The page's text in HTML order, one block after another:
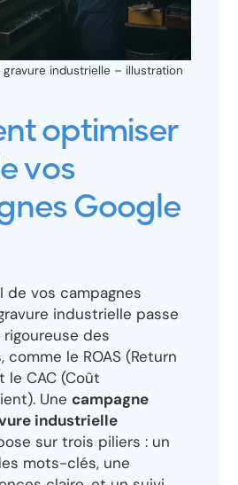
industrielle – illustration
optimiser
vos
Google
de vos campagnes
industrielle passe
des
le ROAS (Return
le CAC (Coût
Une campagne
industrielle
sur trois piliers : un
mots-clés, une